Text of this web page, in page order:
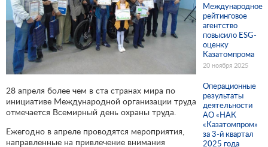
28 апреля более чем в ста странах мира по
инициативе Международной организации труда
отмечается Всемирный день охраны труда.
Ежегодно в апреле проводятся мероприятия,
направленные на привлечение внимания
Международное
рейтинговое
агентство
повысило ESG-
оценку
Казатомпрома
20 ноября 2025
Операционные
результаты
деятельности
АО «НАК
«Казатомпром»
за 3-й квартал
2025 года